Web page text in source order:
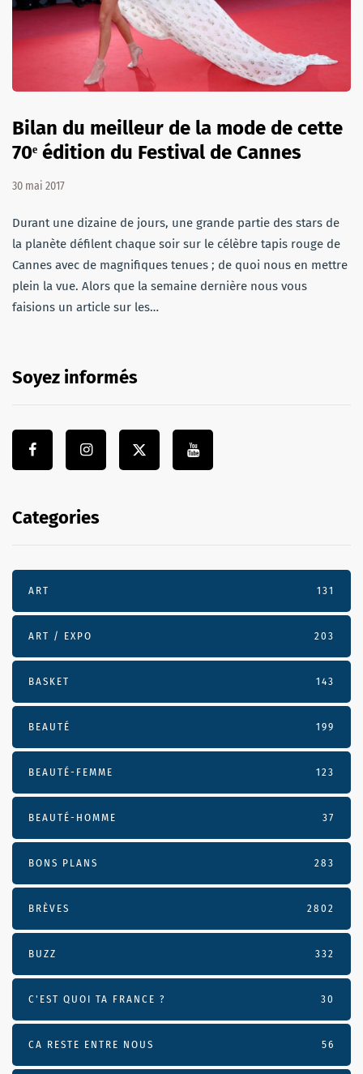
Bilan du meilleur de la mode de cette
70ᵉ édition du Festival de Cannes
30 mai 2017
Durant une dizaine de jours, une grande partie des stars de
la planète défilent chaque soir sur le célèbre tapis rouge de
Cannes avec de magnifiques tenues ; de quoi nous en mettre
plein la vue. Alors que la semaine dernière nous vous
faisions un article sur les…
Soyez informés
Categories
ART 131
ART / EXPO 203
BASKET 143
BEAUTÉ 199
BEAUTÉ-FEMME 123
BEAUTÉ-HOMME 37
BONS PLANS 283
BRÈVES 2802
BUZZ 332
C'EST QUOI TA FRANCE ? 30
CA RESTE ENTRE NOUS 56